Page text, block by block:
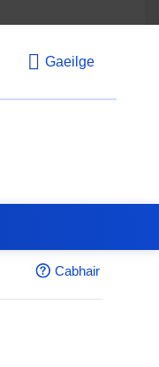
Gaeilge
Cabhair